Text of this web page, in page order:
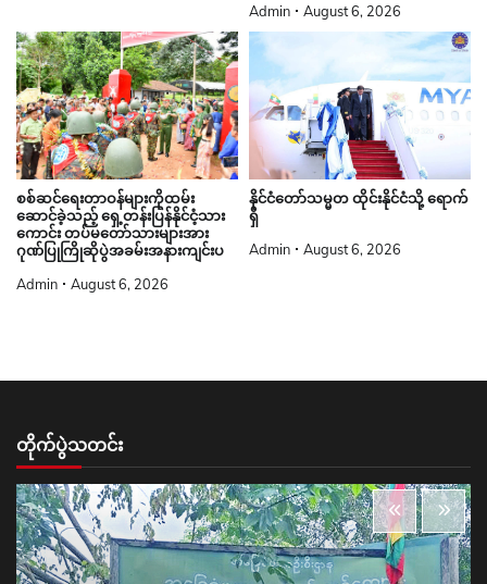
Admin August 6, 2026
စစ်ဆင်ရေးတာဝန်များကိုထမ်း
ဆောင်ခဲ့သည့် ရှေ့တန်းပြန်နိုင်ငံ့သား
ကောင်း တပ်မတော်သားများအား
ဂုဏ်ပြုကြိုဆိုပွဲအခမ်းအနားကျင်းပ
Admin August 6, 2026
နိုင်ငံတော်သမ္မတ ထိုင်းနိုင်ငံသို့ ရောက်
ရှိ
Admin August 6, 2026
တိုက်ပွဲသတင်း